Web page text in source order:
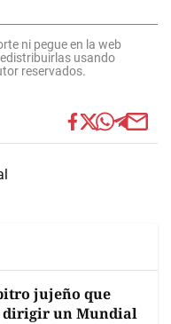
ni pegue en la web
usando
reservados.
jujeño que
dirigir un Mundial